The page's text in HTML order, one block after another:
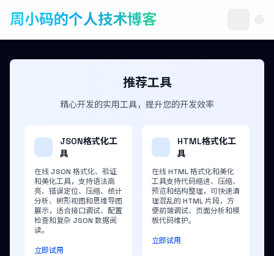
周小码的个人技术博客
推荐工具
精心开发的实用工具，提升您的开发效率
JSON格式化工
具
在线 JSON 格式化、验证
和美化工具，支持语法高
亮、错误定位、压缩、统计
分析、树形视图和思维导图
展示，适合接口调试、配置
检查和复杂 JSON 数据阅
读。
立即试用
HTML格式化工
具
在线 HTML 格式化和美化
工具支持代码缩进、压缩、
预览和结构整理，可快速清
理混乱的 HTML 片段，方
便前端调试、页面分析和模
板代码维护。
立即试用